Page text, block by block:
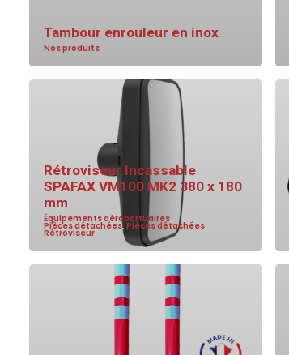
Tambour enrouleur en inox
Nos produits
Rétroviseur Incassable
SPAFAX VM100 MK2 380 x 180
mm
Équipements aéroportuaires
Pièces détachées,Pièces détachées
Rétroviseur